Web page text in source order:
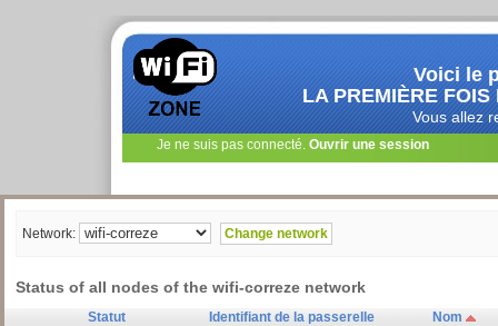
Voici le
LA PREMIÈRE FOIS
Vous allez
Je ne suis pas connecté. Ouvrir une session
Network:
Status of all nodes of the wifi-correze network
Statut Identifiant de la passerelle
Nom